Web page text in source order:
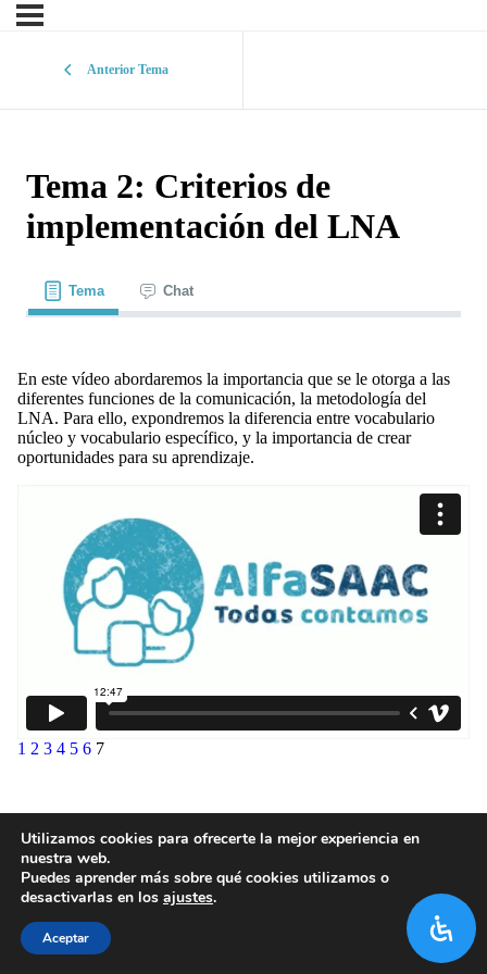
Anterior Tema
Tema 2: Criterios de
implementación del LNA
Tema Chat
En este vídeo abordaremos la importancia que se le otorga a las
diferentes funciones de la comunicación, la metodología del
LNA. Para ello, expondremos la diferencia entre vocabulario
núcleo y vocabulario específico, y la importancia de crear
oportunidades para su aprendizaje.
1 2 3 4 5 6 7
Utilizamos cookies para ofrecerte la mejor experiencia en
nuestra web.
Puedes aprender más sobre qué cookies utilizamos o
desactivarlas en los ajustes.
Aceptar